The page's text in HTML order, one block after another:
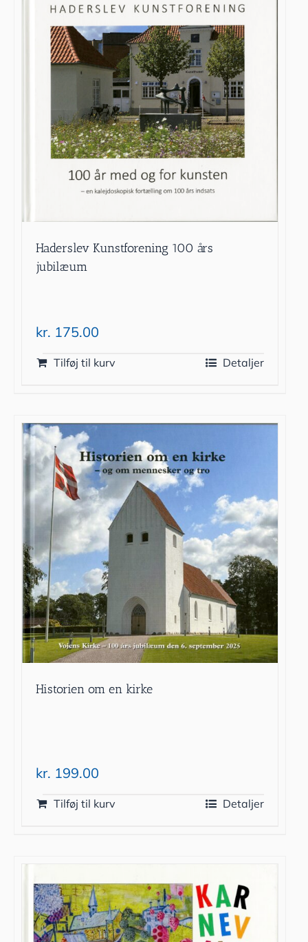
Haderslev Kunstforening 100 års
jubilæum
kr. 175.00
Tilføj til kurv Detaljer
Historien om en kirke
kr. 199.00
Tilføj til kurv Detaljer